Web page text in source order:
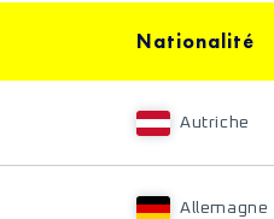
Nationalité
Autriche
Allemagne